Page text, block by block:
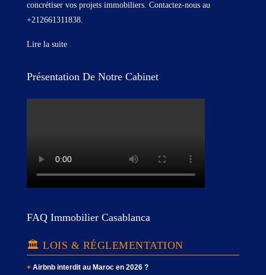
concrétiser vos projets immobiliers. Contactez-nous au
+212661311838.
Lire la suite
Présentation De Notre Cabinet
FAQ Immobilier Casablanca
🏛️ LOIS & RÉGLEMENTATION
Airbnb interdit au Maroc en 2026 ?